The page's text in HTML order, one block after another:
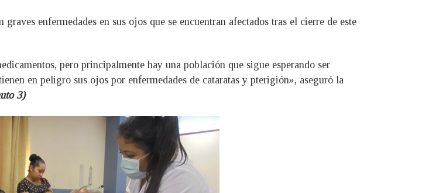
enfermedades en sus ojos que se encuentran afectados tras el cierre de este
pero principalmente hay una población que sigue esperando ser
en peligro sus ojos por enfermedades de cataratas y pterigión», aseguró la
3)